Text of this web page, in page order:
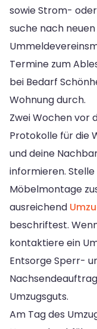
sowie Strom-
suche nach
Termine zum
bei Bedarf
Wohnung durch.
Zwei Wochen vor
Protokolle für die
und deine
informieren.
Möbelmontage
ausreichend
beschriftest.
kontaktiere ein
Entsorge Sperr-
Umzugsguts.
Am Tag des